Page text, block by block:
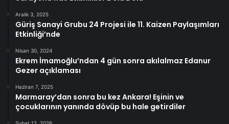
Aralık 3, 2025
Güriş Sanayi Grubu 24 Projesi ile 11. Kaizen Paylaşımları
Etkinliği’nde
Nisan 30, 2024
Ekrem İmamoğlu’ndan 4 gün sonra akılalmaz Edanur
Gezer açıklaması
Haziran 7, 2025
Marmaray’dan sonra bu kez Ankara! Eşinin ve
çocuklarının yanında dövüp bu hale getirdiler
Şubat 12, 2026